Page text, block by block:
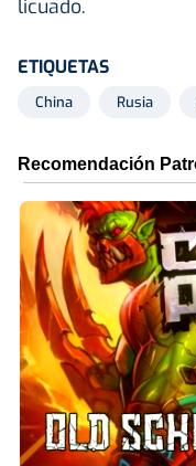
licuado.
ETIQUETAS
China Rusia